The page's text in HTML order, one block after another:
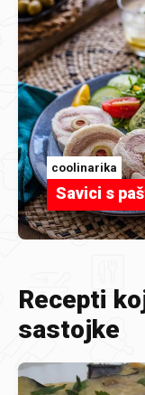
coolinarika
Savici s
Recepti
sastojke